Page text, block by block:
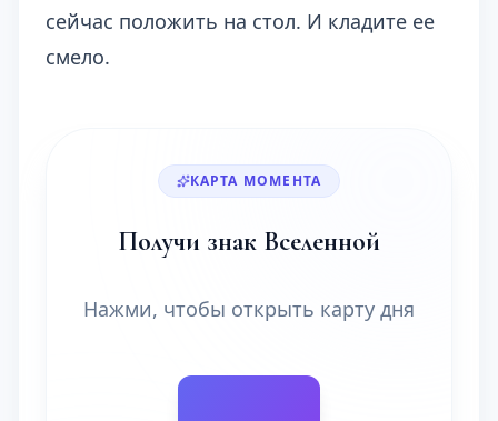
сейчас положить на стол. И кладите ее
смело.
КАРТА МОМЕНТА
Получи знак Вселенной
Нажми, чтобы открыть карту дня